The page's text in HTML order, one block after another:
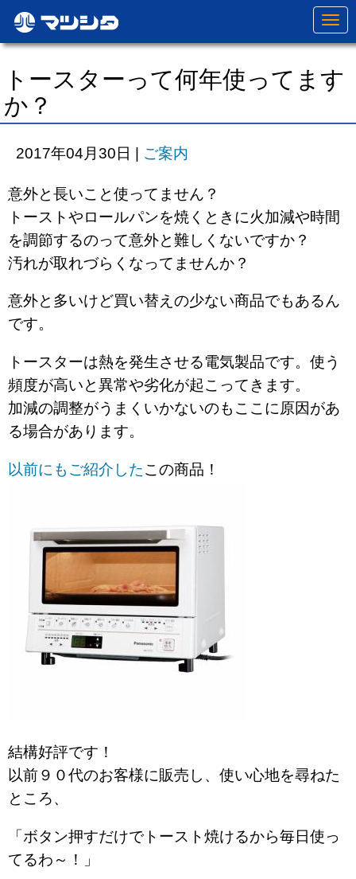
N
a
v
g
a
o
トースターって何年使ってます
か？
2017年04月30日 | ご案内
意外と長いこと使ってません？
トーストやロールパンを焼くときに火加減や時間
を調節するのって意外と難しくないですか？
汚れが取れづらくなってませんか？
意外と多いけど買い替えの少ない商品でもあるん
です。
トースターは熱を発生させる電気製品です。使う
頻度が高いと異常や劣化が起こってきます。
加減の調整がうまくいかないのもここに原因があ
る場合があります。
以前にもご紹介したこの商品！
結構好評です！
以前９０代のお客様に販売し、使い心地を尋ねた
ところ、
「ボタン押すだけでトースト焼けるから毎日使っ
てるわ～！」